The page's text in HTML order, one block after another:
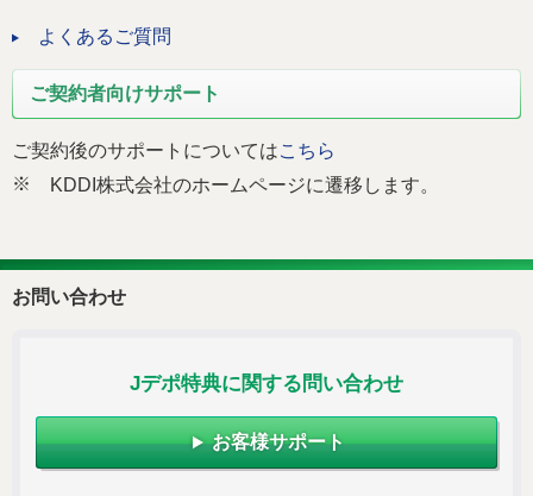
よくあるご質問
ご契約者向けサポート
ご契約後のサポートについてはこちら
※
KDDI株式会社のホームページに遷移します。
お問い合わせ
Jデポ特典に関する問い合わせ
お客様サポート